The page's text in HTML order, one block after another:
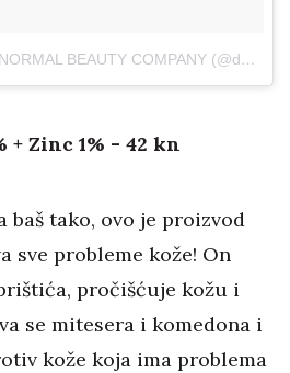
A post shared by THE ABNORMAL BEAUTY COMPANY (@deciem)
+ Zinc 1% - 42 kn
baš tako, ovo je proizvod
sve probleme kože! On
pročišćuje kožu i
se mitesera i komedona i
kože koja ima problema